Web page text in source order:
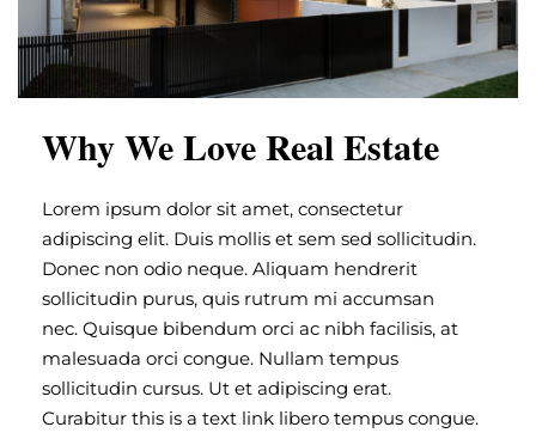
Why We Love Real Estate
Lorem ipsum dolor sit amet, consectetur
adipiscing elit. Duis mollis et sem sed sollicitudin.
Donec non odio neque. Aliquam hendrerit
sollicitudin purus, quis rutrum mi accumsan
nec. Quisque bibendum orci ac nibh facilisis, at
malesuada orci congue. Nullam tempus
sollicitudin cursus. Ut et adipiscing erat.
Curabitur this is a text link libero tempus congue.